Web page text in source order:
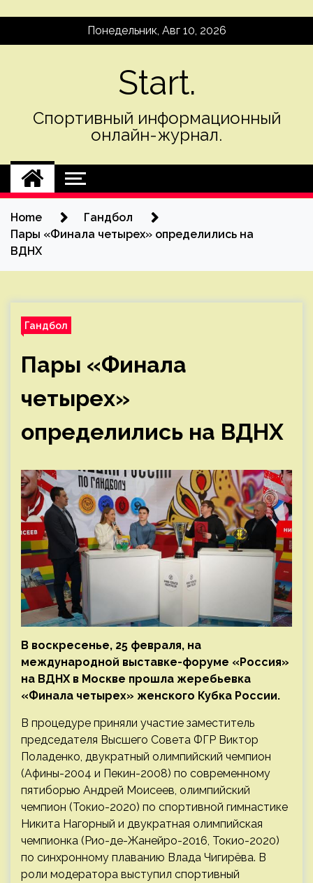
Понедельник, Авг 10, 2026
Start.
Спортивный информационный
онлайн-журнал.
Home
Гандбол
Пары «Финала четырех» определились на
ВДНХ
Гандбол
Пары «Финала
четырех»
определились на ВДНХ
В воскресенье, 25 февраля, на
международной выставке-форуме «Россия»
на ВДНХ в Москве прошла жеребьевка
«Финала четырех» женского Кубка России.
В процедуре приняли участие заместитель
председателя Высшего Совета ФГР Виктор
Поладенко, двукратный олимпийский чемпион
(Афины-2004 и Пекин-2008) по современному
пятиборью Андрей Моисеев, олимпийский
чемпион (Токио-2020) по спортивной гимнастике
Никита Нагорный и двукратная олимпийская
чемпионка (Рио-де-Жанейро-2016, Токио-2020)
по синхронному плаванию Влада Чигирёва. В
роли модератора выступил спортивный